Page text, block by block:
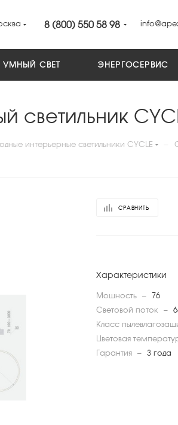
8 (800) 550 58 98
УМНЫЙ СВЕТ ЭНЕРГОСЕРВИС
светильник
интерьерные светильники CYCLE —
СРАВНИТЬ
Характеристики
Мощность —
76
Световой поток
—
Класс
Цветовая
Гарантия
— 3 года